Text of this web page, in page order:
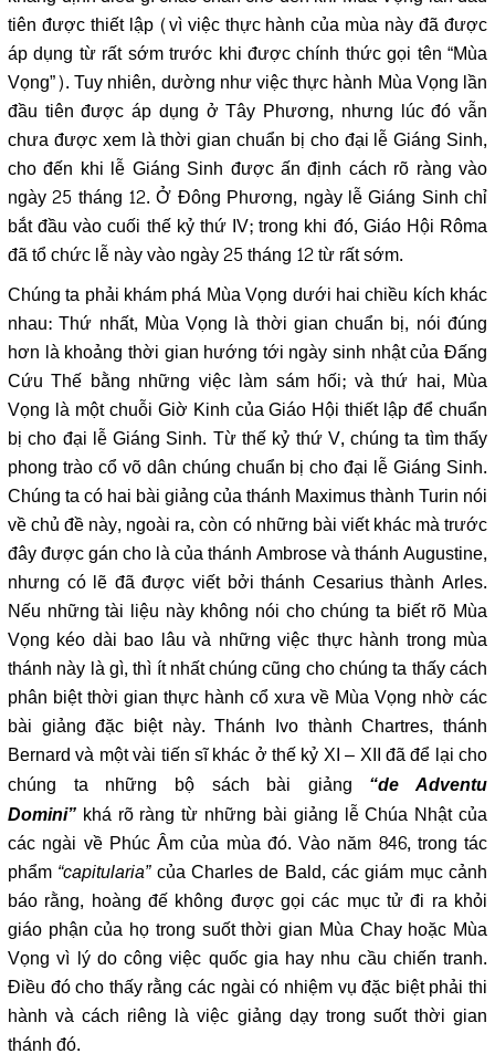
tiên được thiết lập (vì việc thực hành của mùa này đã được
áp dụng từ rất sớm trước khi được chính thức gọi tên “Mùa
Vọng”). Tuy nhiên, dường như việc thực hành Mùa Vọng lần
đầu tiên được áp dụng ở Tây Phương, nhưng lúc đó vẫn
chưa được xem là thời gian chuẩn bị cho đại lễ Giáng Sinh,
cho đến khi lễ Giáng Sinh được ấn định cách rõ ràng vào
ngày 25 tháng 12. Ở Đông Phương, ngày lễ Giáng Sinh chỉ
bắt đầu vào cuối thế kỷ thứ IV; trong khi đó, Giáo Hội Rôma
đã tổ chức lễ này vào ngày 25 tháng 12 từ rất sớm.
Chúng ta phải khám phá Mùa Vọng dưới hai chiều kích khác
nhau: Thứ nhất, Mùa Vọng là thời gian chuẩn bị, nói đúng
hơn là khoảng thời gian hướng tới ngày sinh nhật của Đấng
Cứu Thế bằng những việc làm sám hối; và thứ hai, Mùa
Vọng là một chuỗi Giờ Kinh của Giáo Hội thiết lập để chuẩn
bị cho đại lễ Giáng Sinh. Từ thế kỷ thứ V, chúng ta tìm thấy
phong trào cổ võ dân chúng chuẩn bị cho đại lễ Giáng Sinh.
Chúng ta có hai bài giảng của thánh Maximus thành Turin nói
về chủ đề này, ngoài ra, còn có những bài viết khác mà trước
đây được gán cho là của thánh Ambrose và thánh Augustine,
nhưng có lẽ đã được viết bởi thánh Cesarius thành Arles.
Nếu những tài liệu này không nói cho chúng ta biết rõ Mùa
Vọng kéo dài bao lâu và những việc thực hành trong mùa
thánh này là gì, thì ít nhất chúng cũng cho chúng ta thấy cách
phân biệt thời gian thực hành cổ xưa về Mùa Vọng nhờ các
bài giảng đặc biệt này. Thánh Ivo thành Chartres, thánh
Bernard và một vài tiến sĩ khác ở thế kỷ XI – XII đã để lại cho
chúng ta những bộ sách bài giảng
“de Adventu
Domini” khá rõ ràng từ những bài giảng lễ Chúa Nhật của
các ngài về Phúc Âm của mùa đó. Vào năm 846, trong tác
phẩm “capitularia”của Charles de Bald, các giám mục cảnh
báo rằng, hoàng đế không được gọi các mục tử đi ra khỏi
giáo phận của họ trong suốt thời gian Mùa Chay hoặc Mùa
Vọng vì lý do công việc quốc gia hay nhu cầu chiến tranh.
Điều đó cho thấy rằng các ngài có nhiệm vụ đặc biệt phải thi
hành và cách riêng là việc giảng dạy trong suốt thời gian
thánh đó.